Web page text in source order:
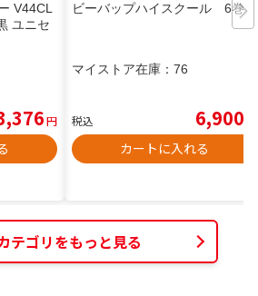
V44CL
ユニセ
円
ビーバップハイスクール 6巻
マイストア在庫： 76
税込 6,900
カートに入れる
テゴリをもっと見る